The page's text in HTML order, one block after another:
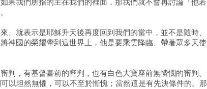
果我們所指的主在我們的裡面，那我們就不會再討論「他若
、就表示是耶穌升天後再度回到我們的當中，並不是隨時、
神國的榮耀帶到這世界上，他是要乘雲降臨、帶著眾多天使
判，有基督臺前的審判，也有白色大寶座前無憐憫的審判。
以坦然無懼，可以不至於慚愧；當然這是有先決條件的。那